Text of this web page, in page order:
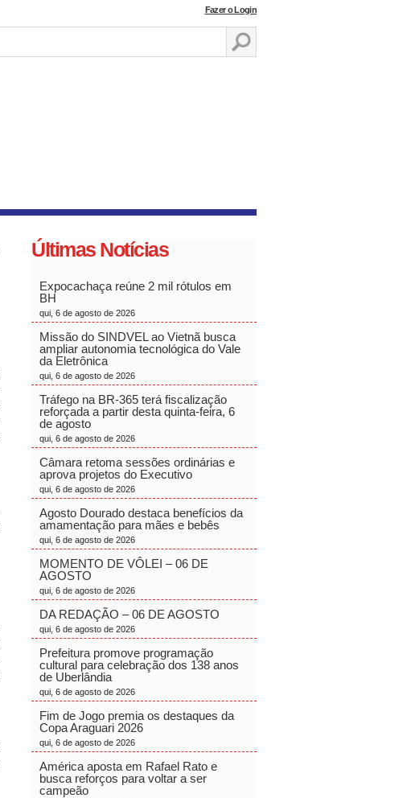
Fazer o Login
Últimas Notícias
Expocachaça reúne 2 mil rótulos em
BH
qui, 6 de agosto de 2026
Missão do SINDVEL ao Vietnã busca
ampliar autonomia tecnológica do Vale
da Eletrônica
qui, 6 de agosto de 2026
Tráfego na BR-365 terá fiscalização
reforçada a partir desta quinta-feira, 6
de agosto
qui, 6 de agosto de 2026
Câmara retoma sessões ordinárias e
aprova projetos do Executivo
qui, 6 de agosto de 2026
Agosto Dourado destaca benefícios da
amamentação para mães e bebês
qui, 6 de agosto de 2026
MOMENTO DE VÔLEI – 06 DE
AGOSTO
qui, 6 de agosto de 2026
DA REDAÇÃO – 06 DE AGOSTO
qui, 6 de agosto de 2026
Prefeitura promove programação
cultural para celebração dos 138 anos
de Uberlândia
qui, 6 de agosto de 2026
Fim de Jogo premia os destaques da
Copa Araguari 2026
qui, 6 de agosto de 2026
América aposta em Rafael Rato e
busca reforços para voltar a ser
campeão